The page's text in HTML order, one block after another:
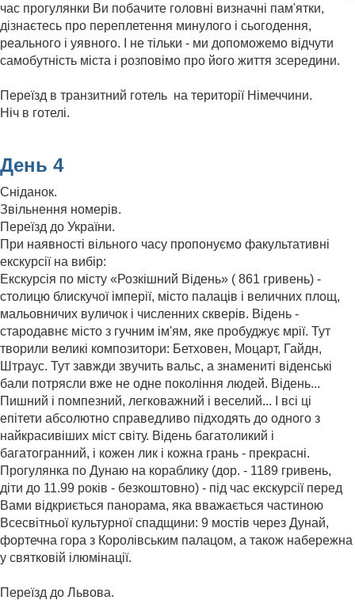
час прогулянки Ви побачите головні визначні пам'ятки,
дізнаєтесь про переплетення минулого і сьогодення,
реального і уявного. І не тільки - ми допоможемо відчути
самобутність міста і розповімо про його життя зсередини.
Переїзд в транзитний готель на території Німеччини.
Ніч в готелі.
День 4
Сніданок.
Звільнення номерів.
Переїзд до України.
При наявності вільного часу пропонуємо факультативні
екскурсії на вибір:
Екскурсія по місту «Розкішний Відень» ( 861 гривень) -
столицю блискучої імперії, місто палаців і величних площ,
мальовничих вуличок і численних скверів. Відень -
стародавнє місто з гучним ім'ям, яке пробуджує мрії. Тут
творили великі композитори: Бетховен, Моцарт, Гайдн,
Штраус. Тут завжди звучить вальс, а знамениті віденські
бали потрясли вже не одне покоління людей. Відень...
Пишний і помпезний, легковажний і веселий... І всі ці
епітети абсолютно справедливо підходять до одного з
найкрасивіших міст світу. Відень багатоликий і
багатогранний, і кожен лик і кожна грань - прекрасні.
Прогулянка по Дунаю на кораблику (дор. - 1189 гривень,
діти до 11.99 років - безкоштовно) - під час екскурсії перед
Вами відкриється панорама, яка вважається частиною
Всесвітньої культурної спадщини: 9 мостів через Дунай,
фортечна гора з Королівським палацом, а також набережна
у святковій ілюмінації.
Переїзд до Львова.